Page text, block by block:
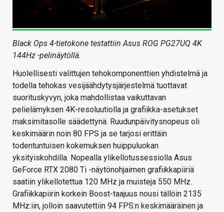
Black Ops 4-tietokone testattiin Asus ROG PG27UQ 4K
144Hz -pelinäytöllä.
Huolellisesti valittujen tehokomponenttien yhdistelmä ja
todella tehokas vesijäähdytysjärjestelmä tuottavat
suorituskyvyn, joka mahdollistaa vaikuttavan
pelielämyksen 4K-resoluutiolla ja grafiikka-asetukset
maksimitasolle säädettynä. Ruudunpäivitysnopeus oli
keskimäärin noin 80 FPS ja se tarjosi erittäin
todentuntuisen kokemuksen huippuluokan
yksityiskohdilla. Nopealla ylikellotussessiolla Asus
GeForce RTX 2080 Ti -näytönohjaimen grafiikkapiiriä
saatiin ylikellotettua 120 MHz ja muisteja 550 MHz.
Grafiikkapiirin korkein Boost-taajuus nousi tällöin 2135
MHz:iin, jolloin saavutettiin 94 FPS:n keskimääräinen ja